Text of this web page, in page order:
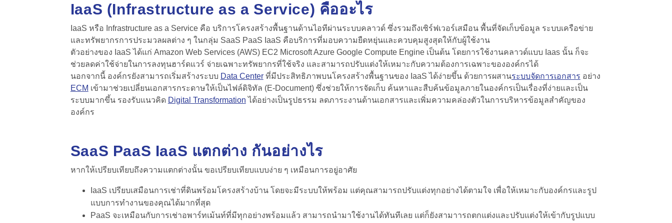
IaaS (Infrastructure as a Service) คืออะไร
IaaS หรือ Infrastructure as a Service คือ บริการโครงสร้างพื้นฐานด้านไอทีผ่านระบบคลาวด์ ซึ่งรวมถึงเซิร์ฟเวอร์เสมือน พื้นที่จัดเก็บข้อมูล ระบบเครือข่าย
และทรัพยากรการประมวลผลต่าง ๆ ในกลุ่ม SaaS PaaS IaaS คือบริการที่มอบความยืดหยุ่นและควบคุมสูงสุดให้กับผู้ใช้งาน
ตัวอย่างของ IaaS ได้แก่ Amazon Web Services (AWS) EC2 Microsoft Azure Google Compute Engine เป็นต้น โดยการใช้งานคลาวด์แบบ Iaas นั้น ก็จะ
ช่วยลดค่าใช้จ่ายในการลงทุนฮาร์ดแวร์ จ่ายเฉพาะทรัพยากรที่ใช้จริง และสามารถปรับแต่งให้เหมาะกับความต้องการเฉพาะขององค์กรได้
นอกจากนี้ องค์กรยังสามารถเริ่มสร้างระบบ Data Centerที่มีประสิทธิภาพบนโครงสร้างพื้นฐานของ IaaS ได้ง่ายขึ้น ด้วยการผสานระบบจัดการเอกสาร อย่าง
ECM เข้ามาช่วยเปลี่ยนเอกสารกระดาษให้เป็นไฟล์ดิจิทัล (E-Document) ซึ่งช่วยให้การจัดเก็บ ค้นหาและสืบค้นข้อมูลภายในองค์กรเป็นเรื่องที่ง่ายและเป็น
ระบบมากขึ้น รองรับแนวคิด Digital Transformation ได้อย่างเป็นรูปธรรม ลดภาระงานด้านเอกสารและเพิ่มความคล่องตัวในการบริหารข้อมูลสำคัญของ
องค์กร
SaaS PaaS IaaS แตกต่าง กันอย่างไร
หากให้เปรียบเทียบถึงความแตกต่างนั้น ขอเปรียบเทียบแบบง่าย ๆ เหมือนการอยู่อาศัย
IaaS เปรียบเสมือนการเช่าที่ดินพร้อมโครงสร้างบ้าน โดยจะมีระบบให้พร้อม แต่คุณสามารถปรับแต่งทุกอย่างได้ตามใจ เพื่อให้เหมาะกับองค์กรและรูป
แบบการทำงานของคุณได้มากที่สุด
PaaS จะเหมือนกับการเช่าอพาร์ทเม้นท์ที่มีทุกอย่างพร้อมแล้ว สามารถนำมาใช้งานได้ทันทีเลย แต่ก็ยังสามาารถตกแต่งและปรับแต่งให้เข้ากับรูปแบบ